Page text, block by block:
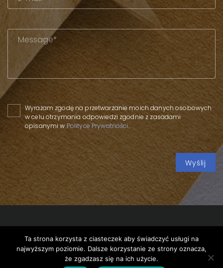
Please leave this field empty.
Wyrażam zgodę na przetwarzanie moich danych osobowych
w celu otrzymania odpowiedzi zgodnie z zasadami
opisanymi w Polityce Prywatności.
Copyright 2020 SPP/Privacy policy /PPWR –
environmental roulette /
Ta strona korzysta z ciasteczek aby świadczyć usługi na
najwyższym poziomie. Dalsze korzystanie ze strony oznacza,
że zgadzasz się na ich użycie.